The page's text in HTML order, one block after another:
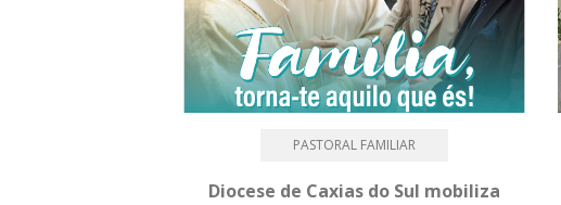
PASTORAL FAMILIAR
Diocese de Caxias do Sul mobiliza